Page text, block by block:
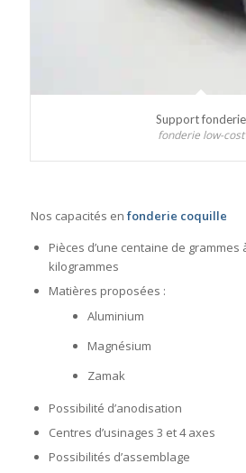
Support fonderie
fonderie low-cost
Nos capacités en fonderie coquille
Pièces d’une centaine de
kilogrammes
Matières proposées :
Aluminium
Magnésium
Zamak
Possibilité d’anodisation
Centres d’usinages 3 et 4 axes
Possibilités d’assemblage